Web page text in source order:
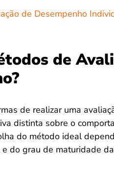
de Desempenho
de
de realizar uma
distinta sobre o
do método ideal
do grau de maturidade